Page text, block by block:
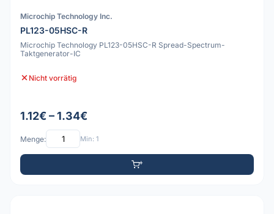
Microchip Technology Inc.
PL123-05HSC-R
Microchip Technology PL123-05HSC-R Spread-Spectrum-
Taktgenerator-IC
Nicht vorrätig
1.12€ – 1.34€
Menge: Min: 1